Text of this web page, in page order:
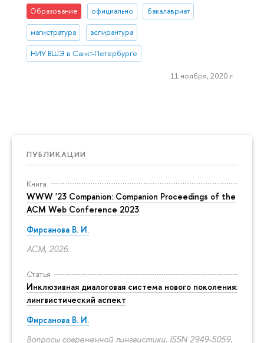
ПУБЛИКАЦИИ
Книга
WWW '23 Companion: Companion Proceedings of the
ACM Web Conference 2023
Фирсанова В. И.
ACM, 2026.
Статья
Инклюзивная диалоговая система нового поколения:
лингвистический аспект
Фирсанова В. И.
Вопросы современной лингвистики. ISSN 2949-5059.
Образование официально бакалавриат
магистратура аспирантура
НИУ ВШЭ в Санкт-Петербурге
11 ноября, 2020 г.